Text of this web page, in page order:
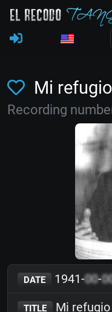
Mi
Recording
DATE 1941-00-
TITLE Mi refugio